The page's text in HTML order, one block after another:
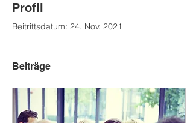
Profil
Beitrittsdatum: 24. Nov. 2021
Beiträge